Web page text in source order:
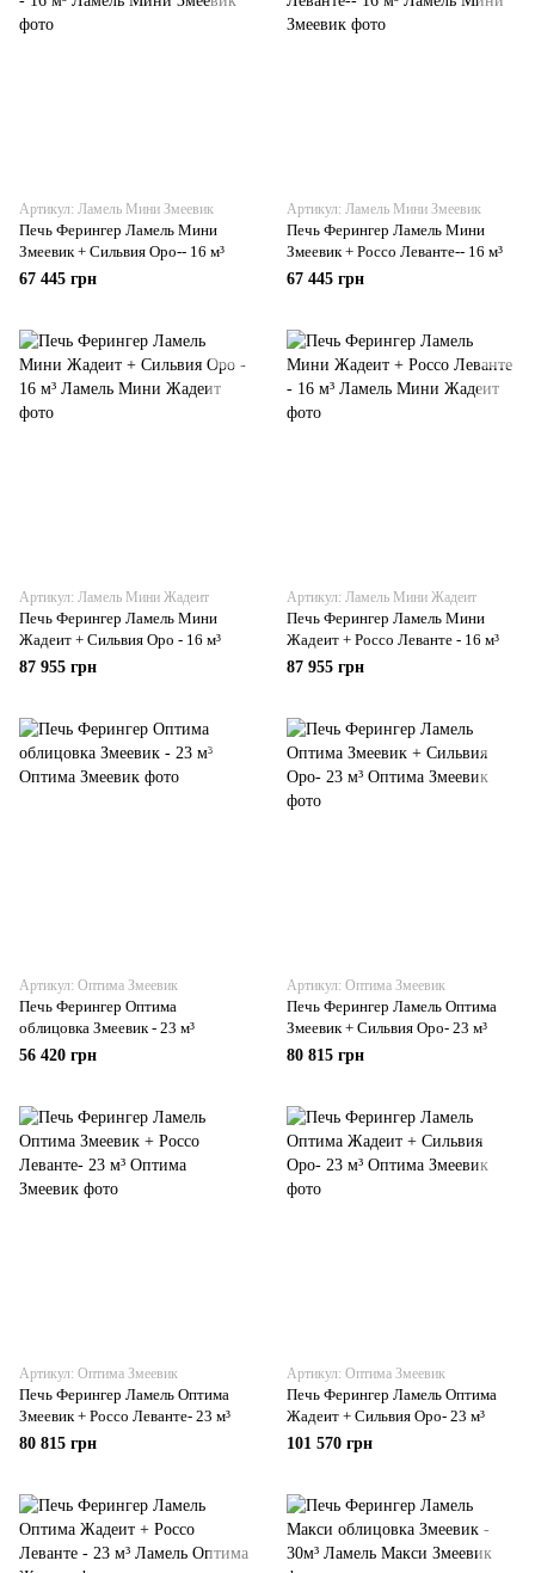
Артикул: Ламель Мини Змеевик
Печь Ферингер Ламель Мини
Змеевик + Сильвия Оро-- 16 м³
67 445 грн
Артикул: Ламель Мини Змеевик
Печь Ферингер Ламель Мини
Змеевик + Россо Леванте-- 16 м³
67 445 грн
Артикул: Ламель Мини Жадеит
Печь Ферингер Ламель Мини
Жадеит + Сильвия Оро - 16 м³
87 955 грн
Артикул: Ламель Мини Жадеит
Печь Ферингер Ламель Мини
Жадеит + Россо Леванте - 16 м³
87 955 грн
Артикул: Оптима Змеевик
Печь Ферингер Оптима
облицовка Змеевик - 23 м³
56 420 грн
Артикул: Оптима Змеевик
Печь Ферингер Ламель Оптима
Змеевик + Сильвия Оро- 23 м³
80 815 грн
Артикул: Оптима Змеевик
Печь Ферингер Ламель Оптима
Змеевик + Россо Леванте- 23 м³
80 815 грн
Артикул: Оптима Змеевик
Печь Ферингер Ламель Оптима
Жадеит + Сильвия Оро- 23 м³
101 570 грн